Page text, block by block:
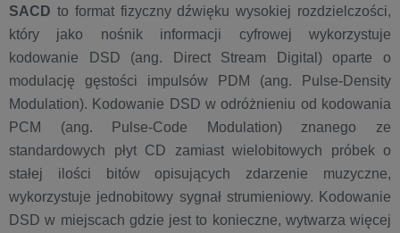
SACD to format fizyczny dźwięku wysokiej rozdzielczości,
który jako nośnik informacji cyfrowej wykorzystuje
kodowanie DSD (ang. Direct Stream Digital) oparte o
modulację gęstości impulsów PDM (ang. Pulse-Density
Modulation). Kodowanie DSD w odróżnieniu od kodowania
PCM (ang. Pulse-Code Modulation) znanego ze
standardowych płyt CD zamiast wielobitowych próbek o
stałej ilości bitów opisujących zdarzenie muzyczne,
wykorzystuje jednobitowy sygnał strumieniowy. Kodowanie
DSD w miejscach gdzie jest to konieczne, wytwarza więcej